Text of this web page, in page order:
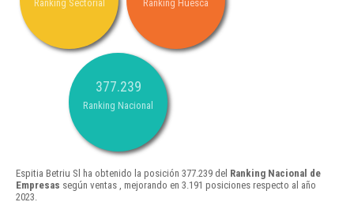
Ranking Sectorial Ranking Huesca
377.239
Ranking Nacional
Espitia Betriu Sl ha obtenido la posición 377.239 del Ranking Nacional de
Empresas según ventas , mejorando en 3.191 posiciones respecto al año
2023.